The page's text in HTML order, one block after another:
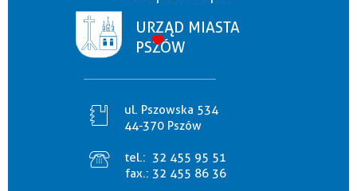
URZĄD MIASTA
PSZÓW
ul. Pszowska 534
44-370 Pszów
tel.: 32 455 95 51
fax.: 32 455 86 36